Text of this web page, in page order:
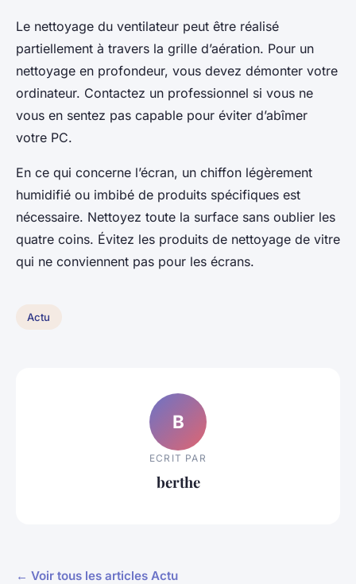
Le nettoyage du ventilateur peut être réalisé
partiellement à travers la grille d’aération. Pour un
nettoyage en profondeur, vous devez démonter votre
ordinateur. Contactez un professionnel si vous ne
vous en sentez pas capable pour éviter d’abîmer
votre PC.
En ce qui concerne l’écran, un chiffon légèrement
humidifié ou imbibé de produits spécifiques est
nécessaire. Nettoyez toute la surface sans oublier les
quatre coins. Évitez les produits de nettoyage de vitre
qui ne conviennent pas pour les écrans.
Actu
B
ECRIT PAR
berthe
← Voir tous les articles Actu